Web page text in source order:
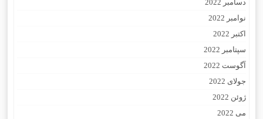
دسامبر 2022
نوامبر 2022
اکتبر 2022
سپتامبر 2022
آگوست 2022
جولای 2022
ژوئن 2022
می 2022